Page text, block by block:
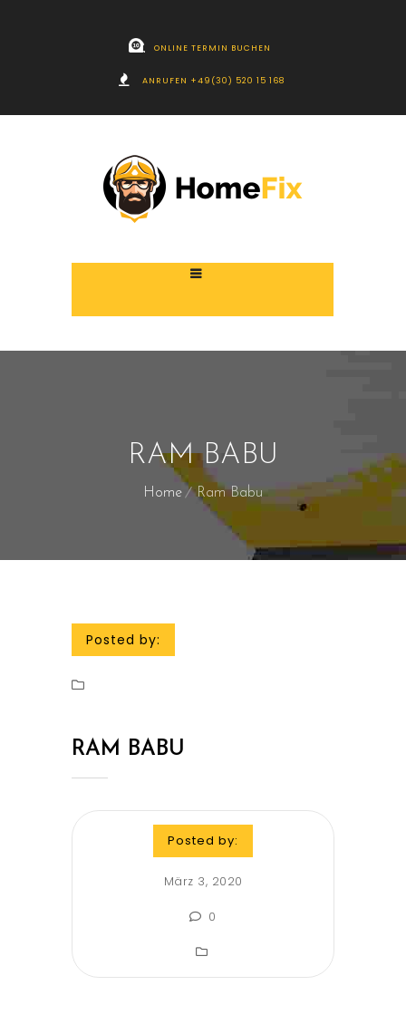
ONLINE TERMIN BUCHEN
ANRUFEN +49(30) 520 15 168
RAM BABU
Home Ram Babu
Posted by:
RAM BABU
Posted by:
März 3, 2020
0